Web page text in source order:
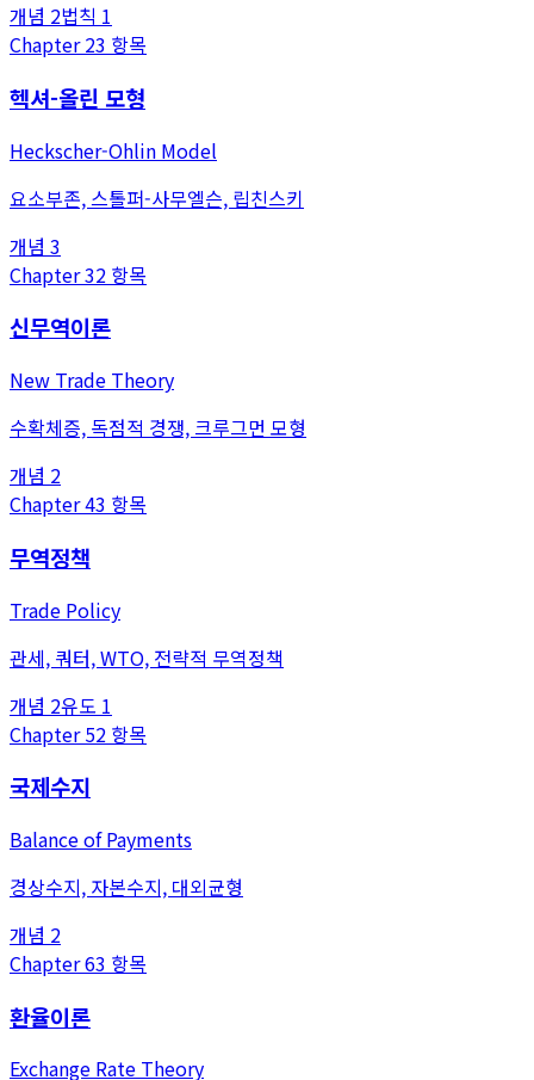
개념 2법칙 1
Chapter23 항목
헥셔-올린 모형
Heckscher-Ohlin Model
요소부존, 스톨퍼-사무엘슨, 립친스키
개념 3
Chapter32 항목
신무역이론
New Trade Theory
수확체증, 독점적 경쟁, 크루그먼 모형
개념 2
Chapter43 항목
무역정책
Trade Policy
관세, 쿼터, WTO, 전략적 무역정책
개념 2유도 1
Chapter52 항목
국제수지
Balance of Payments
경상수지, 자본수지, 대외균형
개념 2
Chapter63 항목
환율이론
Exchange Rate Theory